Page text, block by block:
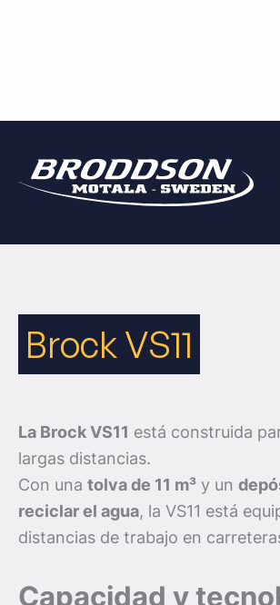
contenido
Brock VS11
La Brock VS11 está construida
largas distancias.
Con una tolva de 11 m³ y un
reciclar el agua, la VS11 está
distancias de trabajo en
Capacidad y